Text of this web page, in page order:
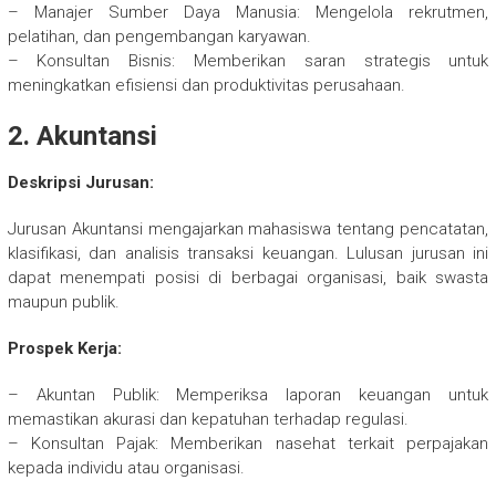
– Manajer Sumber Daya Manusia: Mengelola rekrutmen,
pelatihan, dan pengembangan karyawan.
– Konsultan Bisnis: Memberikan saran strategis untuk
meningkatkan efisiensi dan produktivitas perusahaan.
2. Akuntansi
Deskripsi Jurusan:
Jurusan Akuntansi mengajarkan mahasiswa tentang pencatatan,
klasifikasi, dan analisis transaksi keuangan. Lulusan jurusan ini
dapat menempati posisi di berbagai organisasi, baik swasta
maupun publik.
Prospek Kerja:
– Akuntan Publik: Memperiksa laporan keuangan untuk
memastikan akurasi dan kepatuhan terhadap regulasi.
– Konsultan Pajak: Memberikan nasehat terkait perpajakan
kepada individu atau organisasi.